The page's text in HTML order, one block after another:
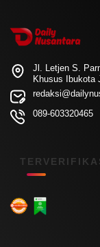
Jl. Letjen S.
Khusus Ibukota
089-603320465